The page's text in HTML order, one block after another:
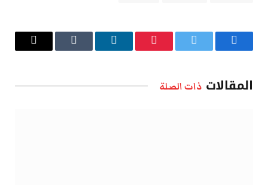
فيسبوك تويتر بينتيريستلينكدإن Tumblr
البريد
المقالات ذات الصلة